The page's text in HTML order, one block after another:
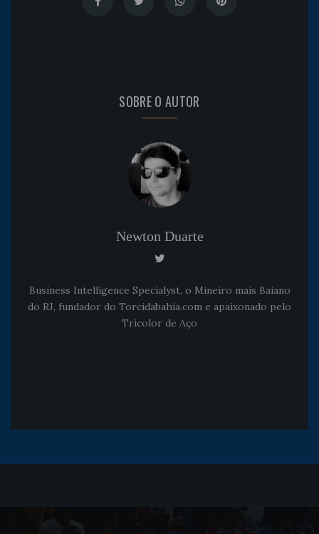
SOBRE O AUTOR
Newton Duarte
Business Intelligence Specialyst, o Mineiro mais Baiano
do RJ, fundador do Torcidabahia.com e apaixonado pelo
Tricolor de Aço